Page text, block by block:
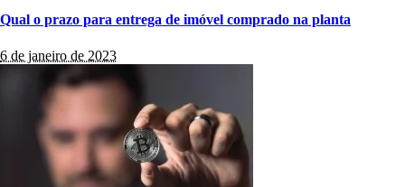
Qual o prazo para entrega de imóvel comprado na planta
6 de janeiro de 2023